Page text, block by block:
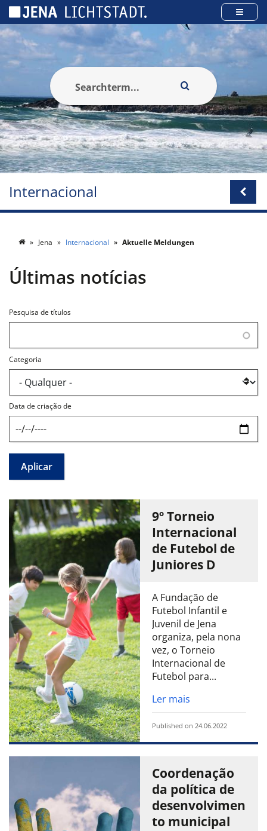
Internacional
Jena Internacional Aktuelle Meldungen
Últimas notícias
Pesquisa de títulos
Categoria
Data de criação de
9º Torneio
Internacional
de Futebol de
Juniores D
A Fundação de
Futebol Infantil e
Juvenil de Jena
organiza, pela nona
vez, o Torneio
Internacional de
Futebol para...
Ler mais
Published on 24.06.2022
Coordenação
da política de
desenvolvimen
to municipal
Cookies management panel